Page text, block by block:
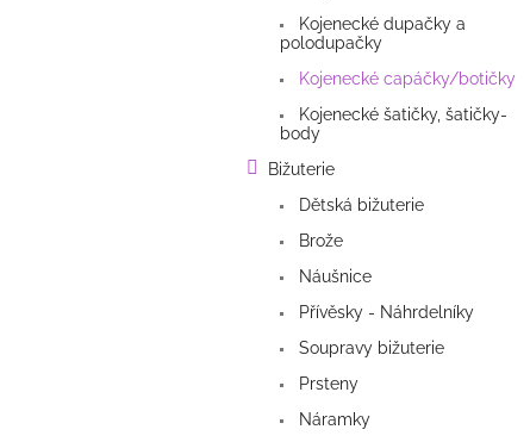
Kojenecké dupačky a
polodupačky
Kojenecké capáčky/botičky
Kojenecké šatičky, šatičky-
body
Bižuterie
Dětská bižuterie
Brože
Náušnice
Přívěsky - Náhrdelníky
Soupravy bižuterie
Prsteny
Náramky